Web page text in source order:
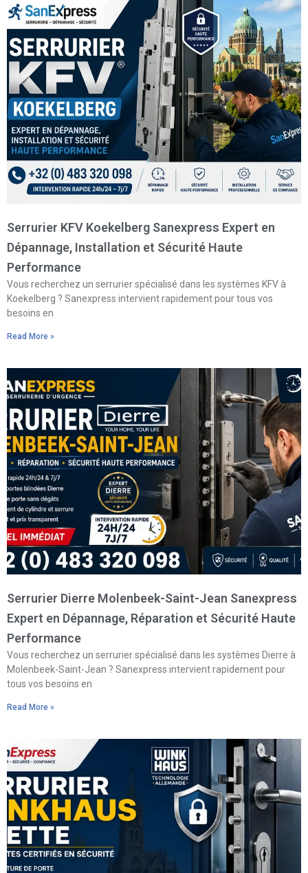
Serrurier KFV Koekelberg Sanexpress Expert en
Dépannage, Installation et Sécurité Haute
Performance
Vous recherchez un serrurier spécialisé dans les systèmes KFV à
Koekelberg ? Sanexpress intervient rapidement pour tous vos
besoins en
Read More »
Serrurier Dierre Molenbeek-Saint-Jean Sanexpress
Expert en Dépannage, Réparation et Sécurité Haute
Performance
Vous recherchez un serrurier spécialisé dans les systèmes Dierre à
Molenbeek-Saint-Jean ? Sanexpress intervient rapidement pour
tous vos besoins en
Read More »